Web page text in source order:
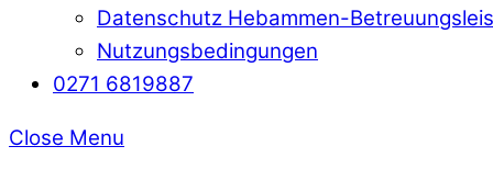
Datenschutz Hebammen-
Nutzungsbedingungen
0271 6819887
Close Menu